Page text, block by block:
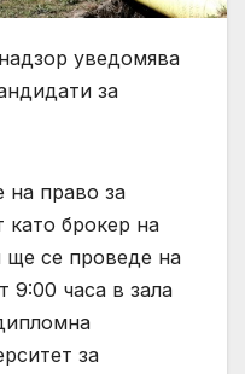
уведомява
за
на право за
като брокер на
ще се проведе на
9:00 часа в зала
за